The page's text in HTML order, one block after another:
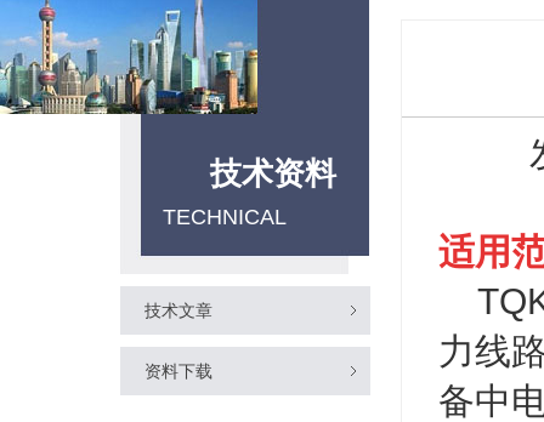
技术资料
TECHNICAL
技术文章
资料下载
适用
力线
备中